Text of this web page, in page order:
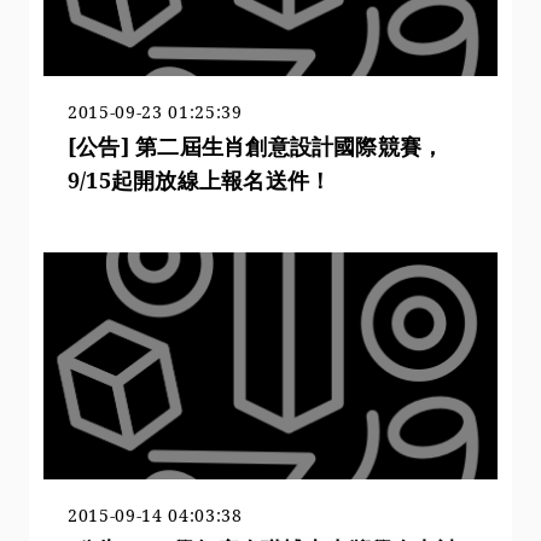
2015-09-23 01:25:39
[公告] 第二屆生肖創意設計國際競賽，
9/15起開放線上報名送件！
2015-09-14 04:03:38